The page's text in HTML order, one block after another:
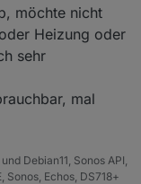
(hängt
wäre auch
möchte nicht
Heizung oder
sehr
mal
Debian11, Sonos API,
Sonos, Echos, DS718+